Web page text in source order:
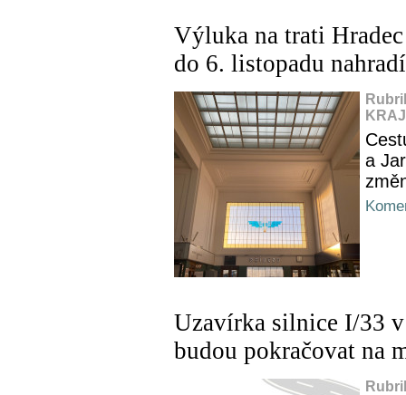
Výluka na trati
do 6. listopadu
a
Uzavírka silnice I/33
budou pokračovat na